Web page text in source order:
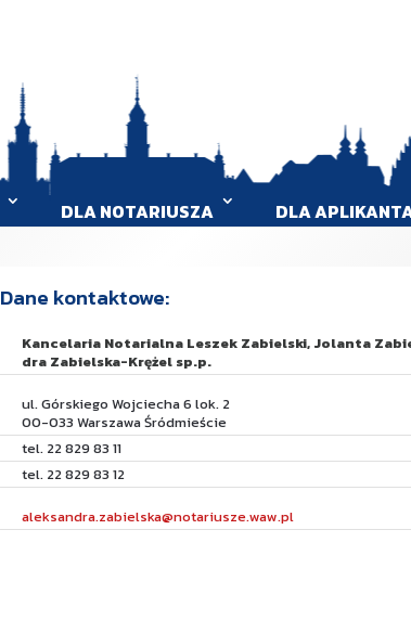
DLA NOTARIUSZA DLA
Dane kontaktowe:
Kancelaria Notarialna Leszek Zabielski, Jolanta
dra Zabielska-Krężel sp.p.
ul. Górskiego Wojciecha 6 lok. 2
00-033 Warszawa Śródmieście
tel. 22 829 83 11
tel. 22 829 83 12
aleksandra.zabielska@notariusze.waw.pl